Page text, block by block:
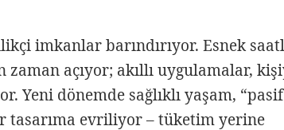
imkanlar barındırıyor. Esnek
zaman açıyor; akıllı uygulamalar,
Yeni dönemde sağlıklı yaşam,
tasarıma evriliyor – tüketim yerine